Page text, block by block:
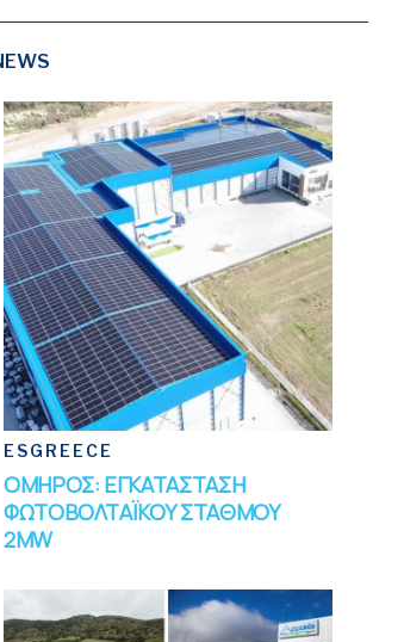
ESGREECE
ΟΜΗΡΟΣ: ΕΓΚΑΤΑΣΤΑΣΗ
ΦΩΤΟΒΟΛΤΑΪΚΟΥ ΣΤΑΘΜΟΥ
2MW